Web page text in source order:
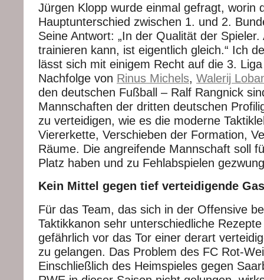
Jürgen Klopp wurde einmal gefragt, worin
Hauptunterschied zwischen 1. und 2.
Seine Antwort: „In der Qualität der
trainieren kann, ist eigentlich gleich.“ Ich
lässt sich mit einigem Recht auf die 3.
Nachfolge von Rinus Michels, Walerij
den deutschen Fußball – Ralf Rangnick
Mannschaften der dritten deutschen
zu verteidigen, wie es die moderne
Viererkette, Verschieben der Formation,
Räume. Die angreifende Mannschaft soll
Platz haben und zu Fehlabspielen
Kein Mittel gegen tief verteidigende
Für das Team, das sich in der Offensive
Taktikkanon sehr unterschiedliche
gefährlich vor das Tor einer derart
zu gelangen. Das Problem des FC Rot-
Einschließlich des Heimspieles gegen